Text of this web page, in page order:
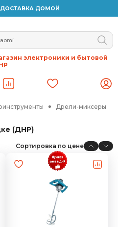
ДОМОЙ
электроники и бытовой
Дрели-миксеры
(ДНР)
Сортировка по цене